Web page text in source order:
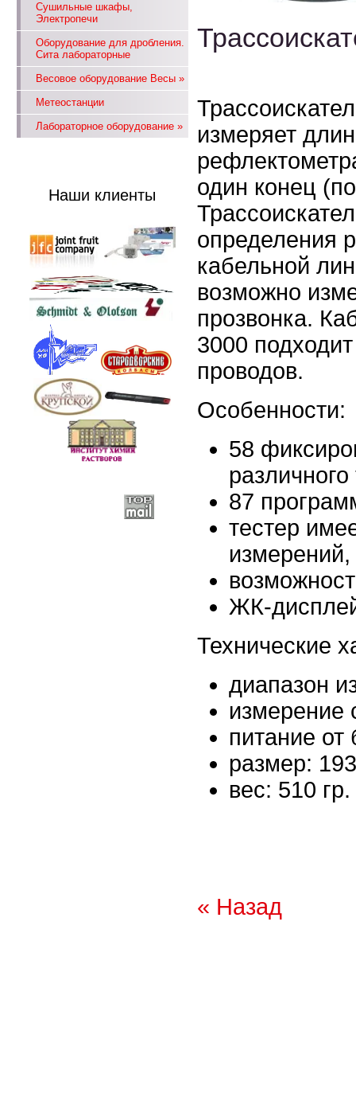
Сушильные шкафы,
Электропечи
Оборудование для дробления.
Сита лабораторные
Весовое оборудование Весы»
Метеостанции
Лабораторное оборудование»
Наши клиенты
измеряет
один конец
определения
кабельной
возможно
прозвонка.
3000
проводов.
Особенности:
58
87
тестер
измерений,
ЖК-
Технические
диапазон
измерение
питание от
размер:
вес: 510 гр.
« Назад